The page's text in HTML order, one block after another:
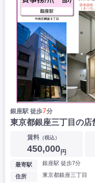
銀座駅 徒歩7分
東京都銀座三丁目の店
賃料（税込）
450,000円
最寄駅 銀座駅 徒歩7分
住所 東京都銀座三丁目